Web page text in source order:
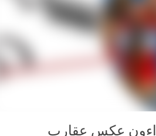
عكس عقارب